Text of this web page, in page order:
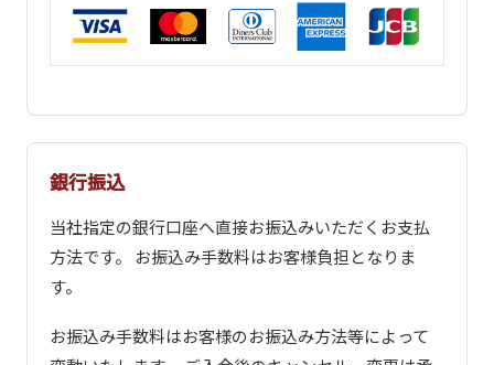
銀行振込
当社指定の銀行口座へ直接お振込みいただくお支払
方法です。 お振込み手数料はお客様負担となりま
す。
お振込み手数料はお客様のお振込み方法等によって